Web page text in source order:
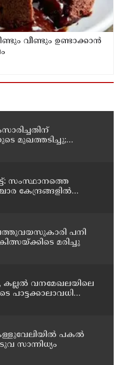
വീണ്ടും ഉണ്ടാക്കാൻ
മുഖത്തടിച്ചു;
സംസ്ഥാനത്തെ
കേന്ദ്രങ്ങളിൽ
പനി
മരിച്ചു
കല്ലൽ വനമേഖലയിലെ
പാട്ടക്കാലാവധി
പകല്‍
സാന്നിധ്യം